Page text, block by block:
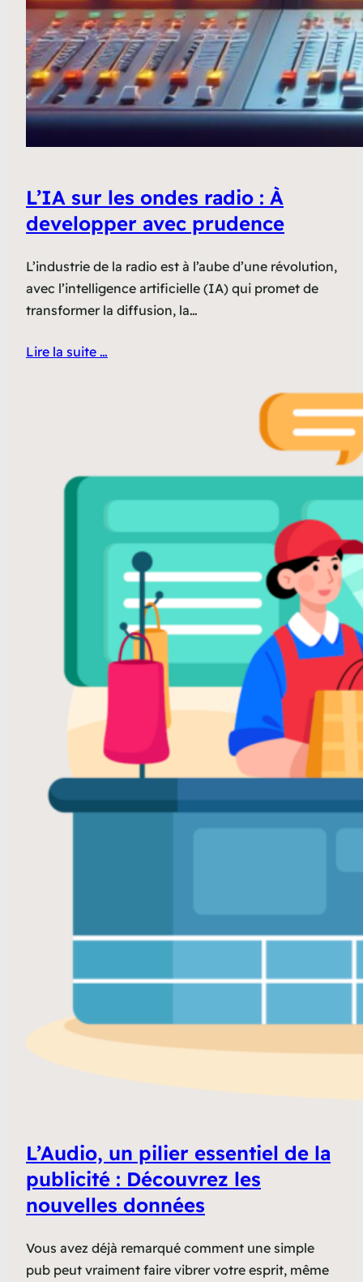
L’IA sur les ondes radio : À
developper avec prudence
L’industrie de la radio est à l’aube d’une révolution,
avec l’intelligence artificielle (IA) qui promet de
transformer la diffusion, la…
Lire la suite …
L’Audio, un pilier essentiel de la
publicité : Découvrez les
nouvelles données
Vous avez déjà remarqué comment une simple
pub peut vraiment faire vibrer votre esprit, même